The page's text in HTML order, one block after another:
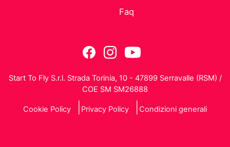
Faq
Start To Fly S.r.l. Strada Torinia, 10 - 47899 Serravalle (RSM) /
COE SM SM26888
Cookie Policy Privacy Policy Condizioni generali